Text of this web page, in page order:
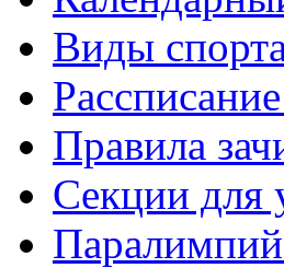
Виды
Правила
Секции для